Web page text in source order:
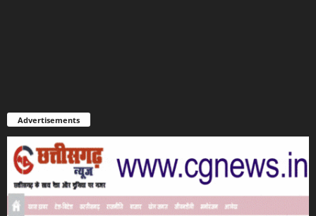
Advertisements